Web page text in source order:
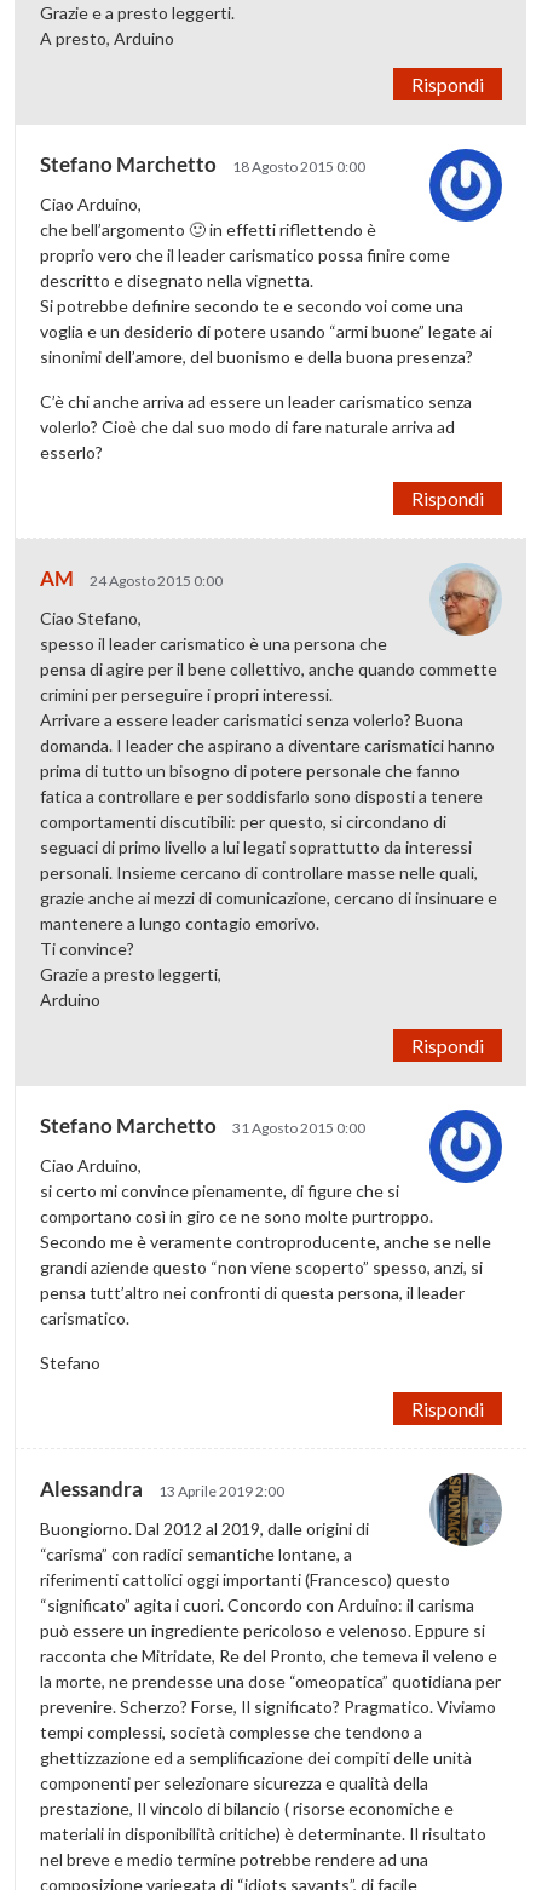
Grazie e a presto leggerti.
A presto, Arduino
Rispondi
Stefano Marchetto 18 Agosto 2015 0:00
Ciao Arduino,
che bell’argomento 🙂 in effetti riflettendo è
proprio vero che il leader carismatico possa finire come
descritto e disegnato nella vignetta.
Si potrebbe definire secondo te e secondo voi come una
voglia e un desiderio di potere usando “armi buone” legate ai
sinonimi dell’amore, del buonismo e della buona presenza?
C’è chi anche arriva ad essere un leader carismatico senza
volerlo? Cioè che dal suo modo di fare naturale arriva ad
esserlo?
Rispondi
AM 24 Agosto 2015 0:00
Ciao Stefano,
spesso il leader carismatico è una persona che
pensa di agire per il bene collettivo, anche quando commette
crimini per perseguire i propri interessi.
Arrivare a essere leader carismatici senza volerlo? Buona
domanda. I leader che aspirano a diventare carismatici hanno
prima di tutto un bisogno di potere personale che fanno
fatica a controllare e per soddisfarlo sono disposti a tenere
comportamenti discutibili: per questo, si circondano di
seguaci di primo livello a lui legati soprattutto da interessi
personali. Insieme cercano di controllare masse nelle quali,
grazie anche ai mezzi di comunicazione, cercano di insinuare e
mantenere a lungo contagio emorivo.
Ti convince?
Grazie a presto leggerti,
Arduino
Rispondi
Stefano Marchetto 31 Agosto 2015 0:00
Ciao Arduino,
si certo mi convince pienamente, di figure che si
comportano così in giro ce ne sono molte purtroppo.
Secondo me è veramente controproducente, anche se nelle
grandi aziende questo “non viene scoperto” spesso, anzi, si
pensa tutt’altro nei confronti di questa persona, il leader
carismatico.
Stefano
Rispondi
Alessandra 13 Aprile 2019 2:00
Buongiorno. Dal 2012 al 2019, dalle origini di
“carisma” con radici semantiche lontane, a
riferimenti cattolici oggi importanti (Francesco) questo
“significato” agita i cuori. Concordo con Arduino: il carisma
può essere un ingrediente pericoloso e velenoso. Eppure si
racconta che Mitridate, Re del Pronto, che temeva il veleno e
la morte, ne prendesse una dose “omeopatica” quotidiana per
prevenire. Scherzo? Forse, Il significato? Pragmatico. Viviamo
tempi complessi, società complesse che tendono a
ghettizzazione ed a semplificazione dei compiti delle unità
componenti per selezionare sicurezza e qualità della
prestazione, Il vincolo di bilancio ( risorse economiche e
materiali in disponibilità critiche) è determinante. Il risultato
nel breve e medio termine potrebbe rendere ad una
composizione variegata di “idiots savants”, di facile